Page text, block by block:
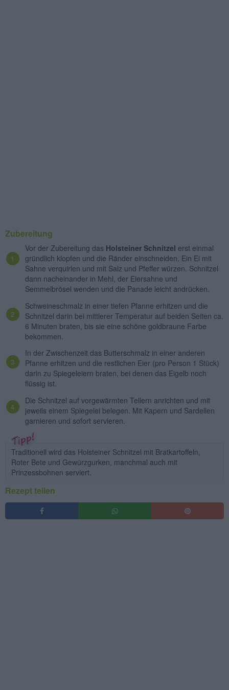
Zubereitung
Vor der Zubereitung das Holsteiner Schnitzel erst einmal
gründlich klopfen und die Ränder einschneiden. Ein Ei mit
Sahne verquirlen und mit Salz und Pfeffer würzen. Schnitzel
dann nacheinander in Mehl, der Eiersahne und
Semmelbrösel wenden und die Panade leicht andrücken.
Schweineschmalz in einer tiefen Pfanne erhitzen und die
Schnitzel darin bei mittlerer Temperatur auf beiden Seiten ca.
6 Minuten braten, bis sie eine schöne goldbraune Farbe
bekommen.
In der Zwischenzeit das Butterschmalz in einer anderen
Pfanne erhitzen und die restlichen Eier (pro Person 1 Stück)
darin zu Spiegeleiern braten, bei denen das Eigelb noch
flüssig ist.
Die Schnitzel auf vorgewärmten Tellern anrichten und mit
jeweils einem Spiegelei belegen. Mit Kapern und Sardellen
garnieren und sofort servieren.
Traditionell wird das Holsteiner Schnitzel mit Bratkartoffeln,
Roter Bete und Gewürzgurken, manchmal auch mit
Prinzessbohnen serviert.
Rezept teilen